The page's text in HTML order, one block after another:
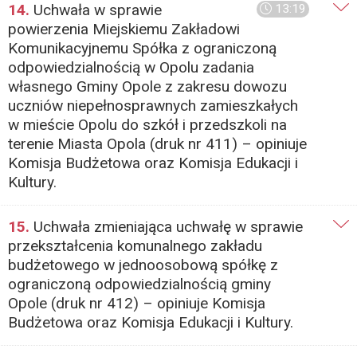
13:19
14. Uchwała w sprawie
powierzenia Miejskiemu Zakładowi
Komunikacyjnemu Spółka z ograniczoną
odpowiedzialnością w Opolu zadania
własnego Gminy Opole z zakresu dowozu
uczniów niepełnosprawnych zamieszkałych
w mieście Opolu do szkół i przedszkoli na
terenie Miasta Opola (druk nr 411) – opiniuje
Komisja Budżetowa oraz Komisja Edukacji i
Kultury.
15. Uchwała zmieniająca uchwałę w sprawie
przekształcenia komunalnego zakładu
budżetowego w jednoosobową spółkę z
ograniczoną odpowiedzialnością gminy
Opole (druk nr 412) – opiniuje Komisja
Budżetowa oraz Komisja Edukacji i Kultury.